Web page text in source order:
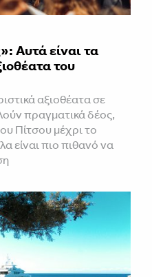
Αυτά είναι τα
του
αξιοθέατα σε
πραγματικά δέος,
Πίτσου μέχρι το
είναι πιο πιθανό να